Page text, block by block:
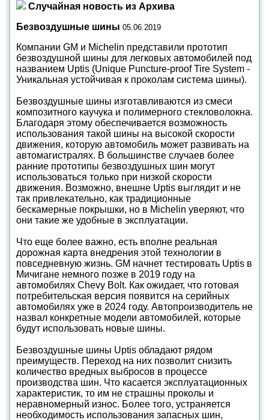
Случайная новость из Архива
Безвоздушные шины 05.06.2019
Компании GM и Michelin представили прототип
безвоздушной шины для легковых автомобилей под
названием Uptis (Unique Puncture-proof Tire System -
Уникальная устойчивая к проколам система шины).
Безвоздушные шины изготавливаются из смеси
композитного каучука и полимерного стекловолокна.
Благодаря этому обеспечивается возможность
использования такой шины на высокой скорости
движения, которую автомобиль может развивать на
автомагистралях. В большинстве случаев более
ранние прототипы безвоздушных шин могут
использоваться только при низкой скорости
движения. Возможно, внешне Uptis выглядит и не
так привлекательно, как традиционные
бескамерные покрышки, но в Michelin уверяют, что
они такие же удобные в эксплуатации.
Что еще более важно, есть вполне реальная
дорожная карта внедрения этой технологии в
повседневную жизнь. GM начнет тестировать Uptis в
Мичигане немного позже в 2019 году на
автомобилях Chevy Bolt. Как ожидает, что готовая
потребительская версия появится на серийных
автомобилях уже в 2024 году. Автопроизводитель не
назвал конкретные модели автомобилей, которые
будут использовать новые шины.
Безвоздушные шины Uptis обладают рядом
преимуществ. Переход на них позволит снизить
количество вредных выбросов в процессе
производства шин. Что касается эксплуатационных
характеристик, то им не страшны проколы и
неравномерный износ. Более того, устраняется
необходимость использования запасных шин,